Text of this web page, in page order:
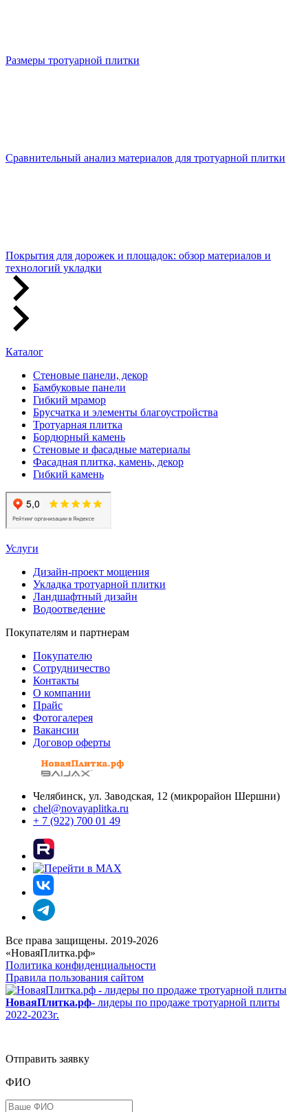
Размеры тротуарной плитки
Сравнительный анализ материалов для тротуарной плитки
Покрытия для дорожек и площадок: обзор материалов и
технологий укладки
Каталог
Стеновые панели, декор
Бамбуковые панели
Гибкий мрамор
Брусчатка и элементы благоустройства
Тротуарная плитка
Бордюрный камень
Стеновые и фасадные материалы
Фасадная плитка, камень, декор
Гибкий камень
Услуги
Дизайн-проект мощения
Укладка тротуарной плитки
Ландшафтный дизайн
Водоотведение
Покупателям и партнерам
Покупателю
Сотрудничество
Контакты
О компании
Прайс
Фотогалерея
Вакансии
Договор оферты
Челябинск, ул. Заводская, 12 (микрорайон Шершни)
chel@novayaplitka.ru
+ 7 (922) 700 01 49
Все права защищены. 2019-2026
«НоваяПлитка.рф»
Политика конфиденциальности
Правила пользования сайтом
НоваяПлитка.рф- лидеры по продаже тротуарной плиты
2022-2023г.
Отправить заявку
ФИО